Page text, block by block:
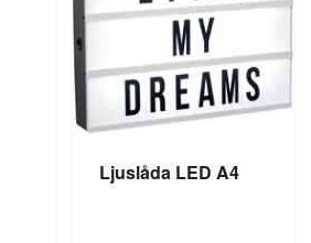
Ljuslåda LED A4